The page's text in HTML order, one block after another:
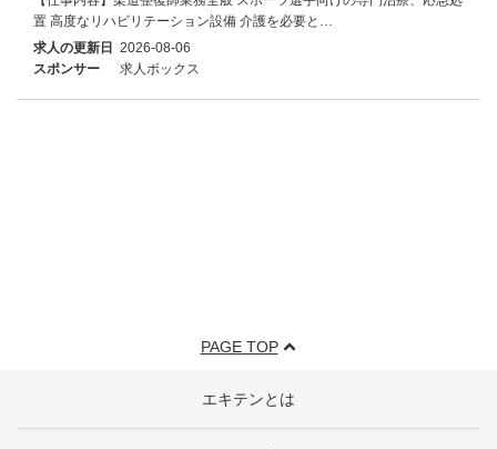
置 高度なリハビリテーション設備 介護を必要と…
求人の更新日 2026-08-06
スポンサー
求人ボックス
PAGE TOP
エキテンとは